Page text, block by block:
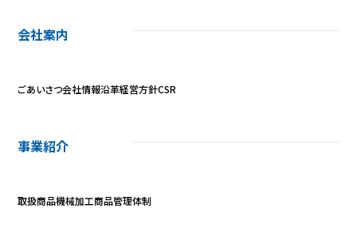
会社案内
ごあいさつ会社情報沿革経営方針CSR
事業紹介
取扱商品機械加工商品管理体制